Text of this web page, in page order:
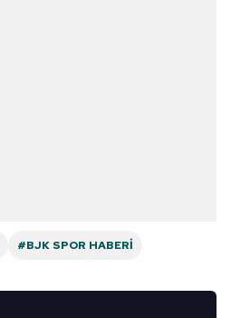
#BJK SPOR HABERI